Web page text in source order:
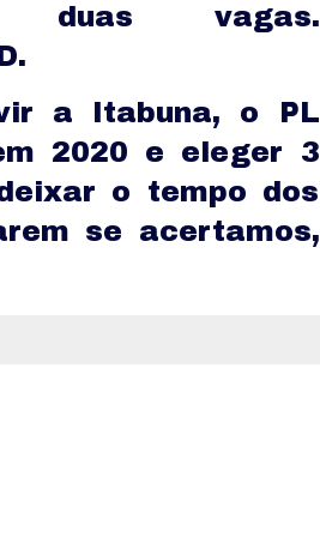
duas vagas.
a Itabuna, o PL
2020 e eleger 3
o tempo dos
se acertamos,